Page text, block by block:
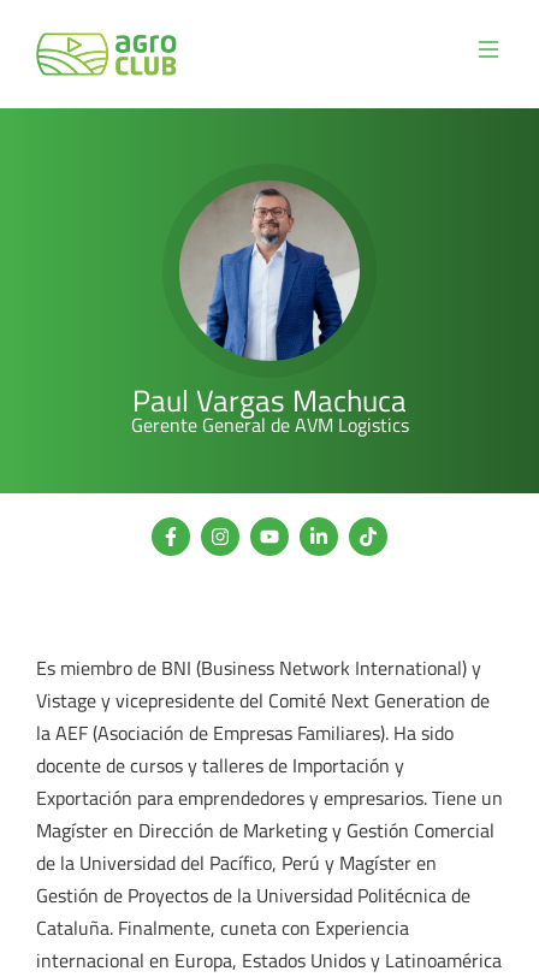
Paul Vargas Machuca
Gerente General de AVM Logistics
Es miembro de BNI (Business Network International) y
Vistage y vicepresidente del Comité Next Generation de
la AEF (Asociación de Empresas Familiares). Ha sido
docente de cursos y talleres de Importación y
Exportación para emprendedores y empresarios. Tiene un
Magíster en Dirección de Marketing y Gestión Comercial
de la Universidad del Pacífico, Perú y Magíster en
Gestión de Proyectos de la Universidad Politécnica de
Cataluña. Finalmente, cuneta con Experiencia
internacional en Europa, Estados Unidos y Latinoamérica